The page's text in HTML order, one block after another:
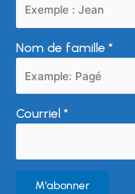
Nom de famille *
Courriel *